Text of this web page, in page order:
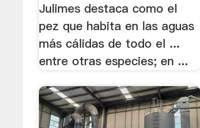
Julimes destaca como el
pez que habita en las aguas
más cálidas de todo el ...
entre otras especies; en ...